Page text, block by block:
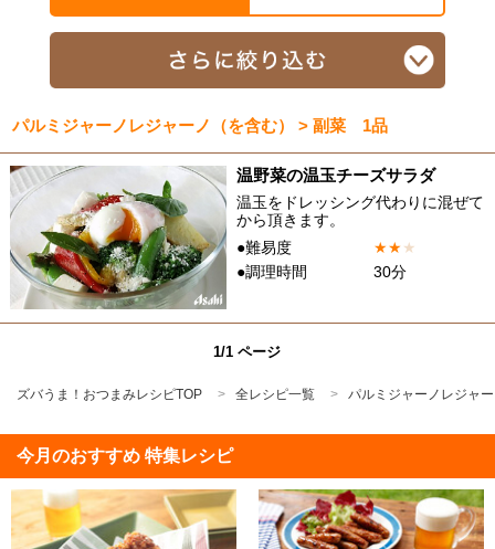
パルミジャーノレジャーノ（を含む） > 副菜 1品
温野菜の温玉チーズサラダ
温玉をドレッシング代わりに混ぜて
から頂きます。
●難易度
★★★
●調理時間
30分
1/1 ページ
ズバうま！おつまみレシピTOP 全レシピ一覧 パルミジャーノレジャ
今月のおすすめ 特集レシピ